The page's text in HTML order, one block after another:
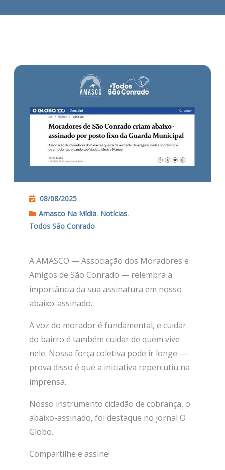
08/08/2025
Amasco Na Mídia, Notícias,
Todos São Conrado
A AMASCO — Associação dos Moradores e
Amigos de São Conrado — relembra a
importância da sua assinatura em nosso
abaixo-assinado.
A voz do morador é fundamental, e cuidar
do bairro é também cuidar de quem vive
nele. Nossa força coletiva pode ir longe —
prova disso é que a iniciativa repercutiu na
imprensa.
Nosso instrumento cidadão de cobrança, o
abaixo-assinado, foi destaque no jornal O
Globo.
Compartilhe e assine!